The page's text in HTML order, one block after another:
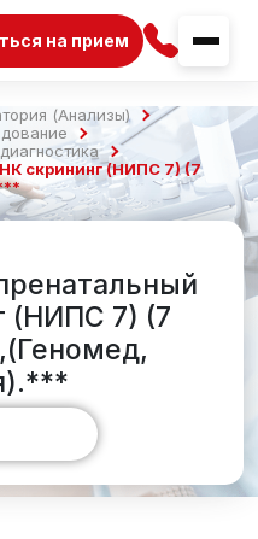
на прием
(Анализы)
скрининг (НИПС 7) (7
(НИПС 7) (7